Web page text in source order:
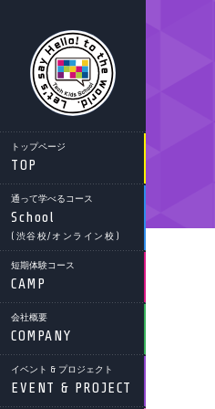
トップページ
TOP
通って学べるコース
School
(渋谷校/オンライン校)
短期体験コース
CAMP
会社概要
COMPANY
イベント & プロジェクト
EVENT & PROJECT